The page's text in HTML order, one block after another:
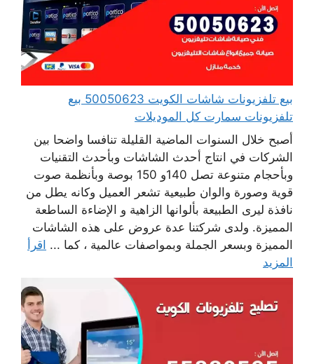
بيع تلفزيونات شاشات الكويت 50050623 بيع
تلفزيونات سمارت كل الموديلات
أصبح خلال السنوات الماضية القليلة تنافسا واضحا بين
الشركات في انتاج أحدث الشاشات وبأحدث التقنيات
وبأحجام متنوعة تصل 140و 150 بوصة وبأنظمة صوت
قوية وصورة والوان طبيعية تشعر العميل وكانه يطل من
نافذة ليرى الطبيعة بألوانها الزاهية و الإضاءة الساطعة
المميزة. ولدى شركتنا عدة عروض على هذه الشاشات
المميزة وبسعر الجملة وبمواصفات عالمية ، كما ... اقرأ
المزيد